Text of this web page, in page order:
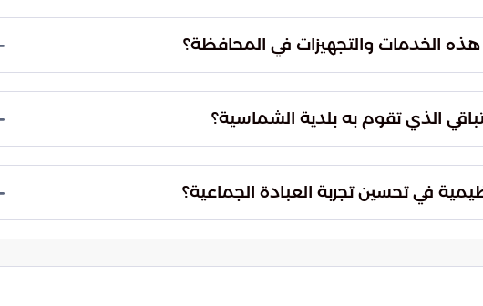
من خلال هذه التحسينات إلى خلق مناخ إيماني يتواءم مع
تلبي تطلعات السكان وتليق بمكانة المملكة.
الخدمات شاملة ونوعية لضمان تجربة عبادة مريحة وسلسة لجميع
العيد المبارك.
الالتزام بتطبيق المعايير التنظيمية الصارمة التي تسهم في
نموذجاً متميزاً في الإدارة البلدية.
عن أي معوقات أو إشكاليات تنظيمية.